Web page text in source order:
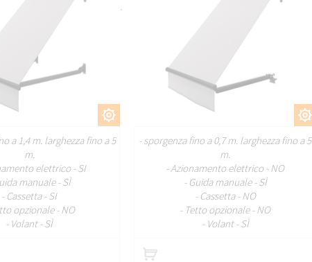
edifici residenziali.
a 1,4 m. larghezza fino a 5
m.
elettrico - SI
manuale - SÌ
- Cassetta - SI
opzionale - NO
- Volant - SÌ
- sporgenza fino a 0,7 m. larghezza fino a 5
m.
- Azionamento elettrico - NO
- Guida manuale - SÌ
- Cassetta - NO
- Tetto opzionale - NO
- Volant - SÌ